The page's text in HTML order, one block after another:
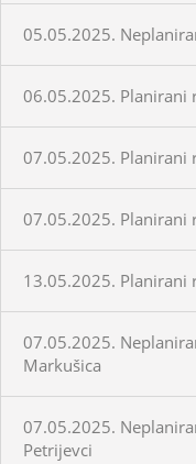
05.05.2025.
06.05.2025. Planirani
07.05.2025. Planirani
07.05.2025. Planirani
13.05.2025. Planirani
07.05.2025.
Markušica
07.05.2025.
Petrijevci